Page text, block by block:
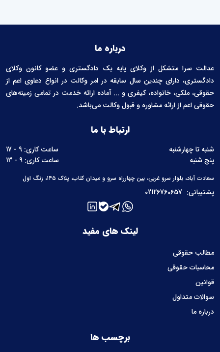
درباره ما
عدالت سرا متشکل از وکلای پایه یک دادگستری و عضو کانون وکلای
دادگستری، دارای چندین سال سابقه در امر وکالت در انواع دعاوی اعم از
حقوقی، ملکی، خانواده، کیفری و ... آماده ارائه خدمت در تمامی زمینه‌های
حقوقی اعم از ارائه مشاوره و قبول وکالت می‌باشد.
لینک های مفید
مطالب حقوقی
محاسبات حقوقی
قوانین
سوالات متداول
درباره ما
برچسب ها
ارتباط با ما
شنبه تا چهارشنبه
ساعت کاری: 9 - 17
پنج شنبه
ساعت کاری: 9 - 13
سعادت آباد، بلوار سرو غربی، بین چهارراه سرو و میدان کتاب، پلاک ۱۴۵، زنگ اول
پشتیبانی: 02126760657